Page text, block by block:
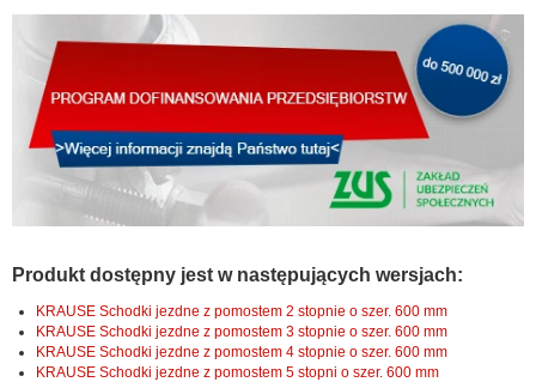
Produkt dostępny jest w następujących wersjach:
KRAUSE Schodki jezdne z pomostem 2 stopnie o szer. 600 mm
KRAUSE Schodki jezdne z pomostem 3 stopnie o szer. 600 mm
KRAUSE Schodki jezdne z pomostem 4 stopnie o szer. 600 mm
KRAUSE Schodki jezdne z pomostem 5 stopni o szer. 600 mm